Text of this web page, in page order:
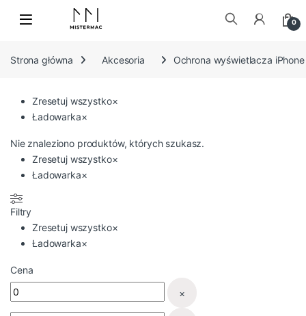
Skip to navigation
0
Strona główna
Akcesoria Ochrona wyświetlacza iPhone
Zresetuj wszystko×
Ładowarka×
Nie znaleziono produktów, których szukasz.
Zresetuj wszystko×
Ładowarka×
Filtry
Zresetuj wszystko×
Ładowarka×
Cena
×